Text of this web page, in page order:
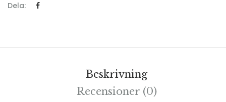
Dela:
Beskrivning
Recensioner (0)